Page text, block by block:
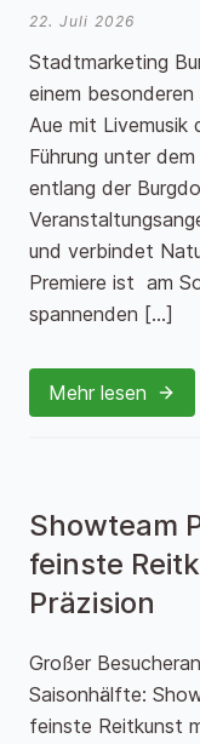
22. Juli 2026
Stadtmarketing
einem besonderen
Aue mit Livemusik
Führung unter
entlang der
und verbindet
Premiere ist am
spannenden […]
Mehr lesen
Showteam
feinste
Präzision
Großer
Saisonhälfte:
feinste